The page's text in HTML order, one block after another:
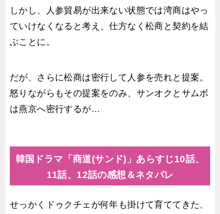
しかし、人参貿易が出来ない状態では湾商はやっ
ていけなくなると考え、仕方なく松商と契約を結
ぶことに。
だが、さらに松商は密行して人参を売れと提案。
怒りながらもその提案をのみ、サンオクとサムボ
は燕京へ密行するが…
韓国ドラマ「商道(サンド)」あらすじ10話、
11話、12話の感想＆ネタバレ
せっかくドゥクチェが何年も掛けて育ててきた、